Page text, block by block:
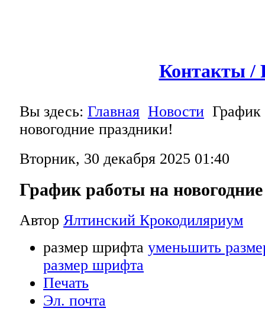
Контакты /
Вы здесь: Главная Новости График
новогодние праздники!
Вторник, 30 декабря 2025 01:40
График работы на
Автор Ялтинский Крокодиляриум
размер шрифта уменьшить
размер шрифта
Печать
Эл. почта